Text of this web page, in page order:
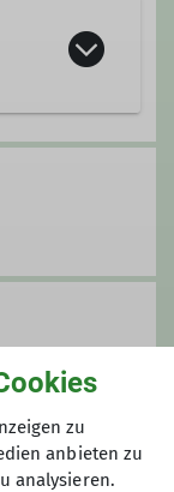
zu
anbieten zu
analysieren.